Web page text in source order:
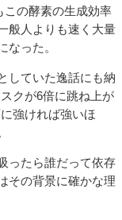
この酵素の生成効率
般人よりも速く大量
なった。
していた逸話にも納
クが6倍に跳ね上が
強ければ強いほ
ったら誰だって依存
その背景に確かな理